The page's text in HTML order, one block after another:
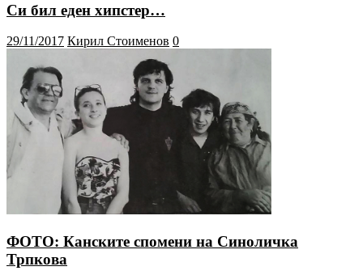
Си бил еден хипстер…
29/11/2017 Кирил Стоименов 0
ФОТО: Канските спомени на Синоличка
Трпкова